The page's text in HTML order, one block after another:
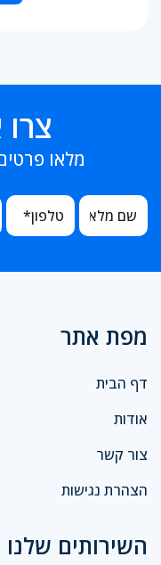
מלאו
מפת אתר
דף הבית
אודות
צור קשר
הצהרת נגישות
השירותים שלנו